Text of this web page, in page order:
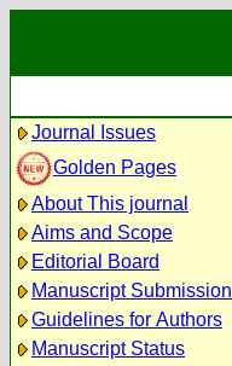
Journal Issues
Golden Pages
About This journal
Aims and Scope
Editorial Board
Manuscript Submission
Guidelines for Authors
Manuscript Status